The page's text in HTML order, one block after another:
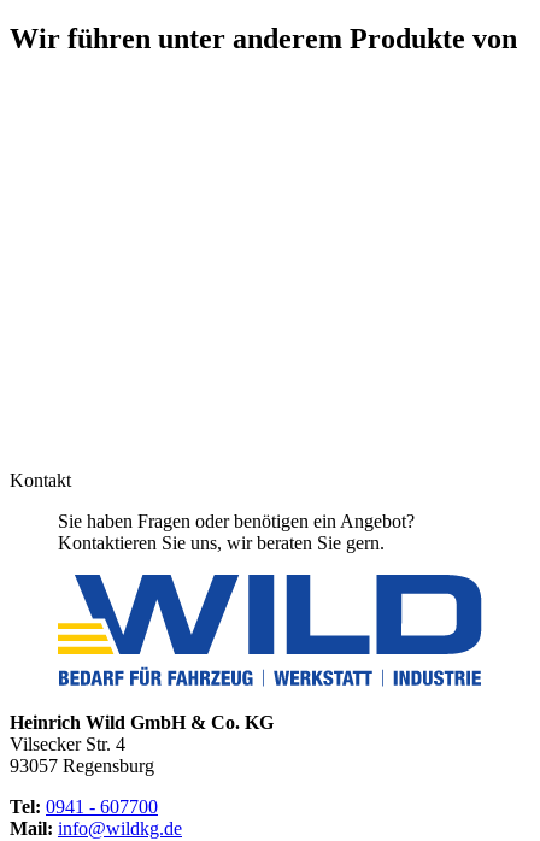
Wir führen unter anderem Produkte von
Kontakt
Sie haben Fragen oder benötigen ein Angebot?
Kontaktieren Sie uns, wir beraten Sie gern.
Heinrich Wild GmbH & Co. KG
Vilsecker Str. 4
93057 Regensburg
Tel: 0941 - 607700
Mail: info@wildkg.de